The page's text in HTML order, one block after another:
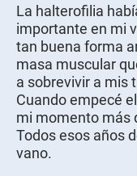
La halterofilia
importante en mi
tan buena forma
masa muscular
a sobrevivir a mis
Cuando empecé
mi momento más
Todos esos años
vano.